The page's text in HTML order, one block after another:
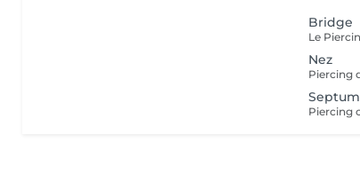
Bridge
Nez
Septum